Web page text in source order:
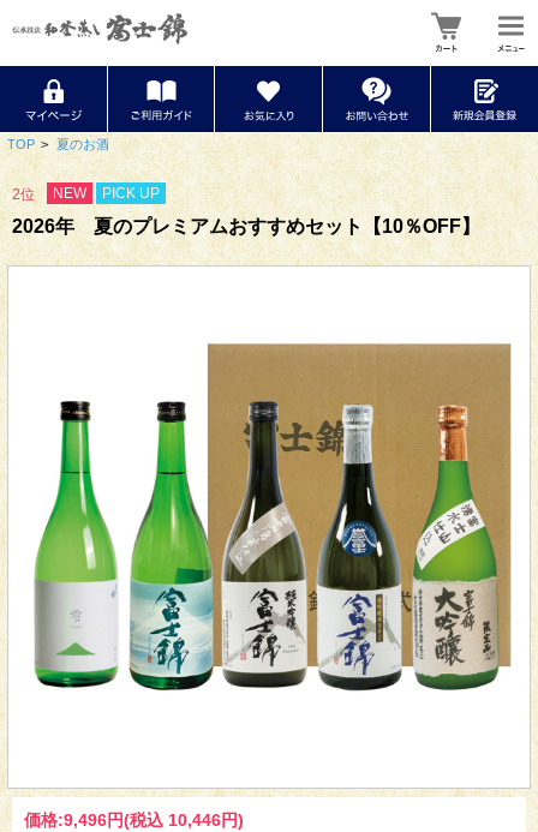
TOP > 夏のお酒
2位 NEW PICK UP
2026年 夏のプレミアムおすすめセット【10％OFF】
価格:9,496円(税込 10,446円)